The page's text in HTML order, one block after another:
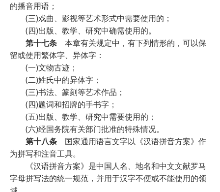
的播音用语；
(三)戏曲、影视等艺术形式中需要使用的；
(四)出版、教学、研究中确需使用的。
第十七条 本章有关规定中，有下列情形的，可以保
留或使用繁体字、异体字：
(一)文物古迹；
(二)姓氏中的异体字；
(三)书法、篆刻等艺术作品；
(四)题词和招牌的手书字；
(五)出版、教学、研究中需要使用的；
(六)经国务院有关部门批准的特殊情况。
第十八条 国家通用语言文字以《汉语拼音方案》作
为拼写和注音工具。
《汉语拼音方案》是中国人名、地名和中文文献罗马
字母拼写法的统一规范，并用于汉字不便或不能使用的领